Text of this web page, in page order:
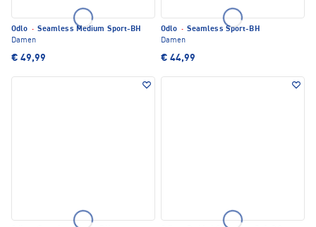
Odlo · Seamless Medium Sport-BH
Damen
€ 49,99
Odlo · Seamless Sport-BH
Damen
€ 44,99